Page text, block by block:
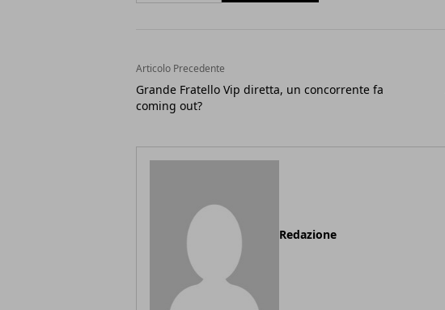
Articolo Precedente
Grande Fratello Vip diretta, un concorrente fa
coming out?
Redazione